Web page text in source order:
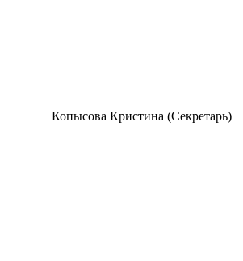
Копысова Кристина (Секретарь)